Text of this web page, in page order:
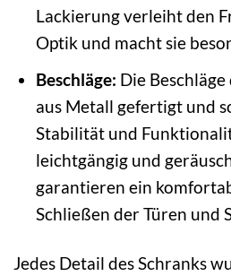
Lackierung verleiht den
Optik und macht sie
Beschläge: Die Beschläge
aus Metall gefertigt und
Stabilität und
leichtgängig und
garantieren ein
Schließen der Türen und
Jedes Detail des Schranks